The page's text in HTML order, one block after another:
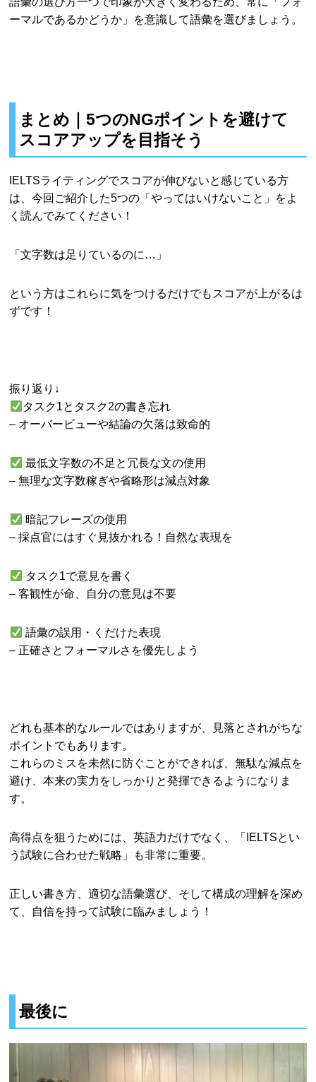
ーマルであるかどうか」を意識して語彙を選びましょう。
まとめ｜5つのNGポイントを避けて
スコアアップを目指そう
IELTSライティングでスコアが伸びないと感じている方
は、今回ご紹介した5つの「やってはいけないこと」をよ
く読んでみてください！
「文字数は足りているのに…」
という方はこれらに気をつけるだけでもスコアが上がるは
ずです！
振り返り↓
タスク1とタスク2の書き忘れ
– オーバービューや結論の欠落は致命的
最低文字数の不足と冗長な文の使用
– 無理な文字数稼ぎや省略形は減点対象
暗記フレーズの使用
– 採点官にはすぐ見抜かれる！自然な表現を
タスク1で意見を書く
– 客観性が命、自分の意見は不要
語彙の誤用・くだけた表現
– 正確さとフォーマルさを優先しよう
どれも基本的なルールではありますが、見落とされがちな
ポイントでもあります。
これらのミスを未然に防ぐことができれば、無駄な減点を
避け、本来の実力をしっかりと発揮できるようになりま
す。
高得点を狙うためには、英語力だけでなく、「IELTSとい
う試験に合わせた戦略」も非常に重要。
正しい書き方、適切な語彙選び、そして構成の理解を深め
て、自信を持って試験に臨みましょう！
最後に